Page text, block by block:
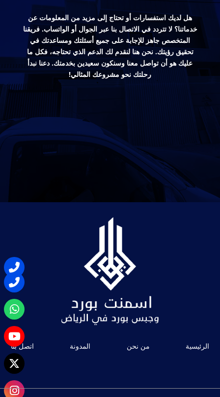
هل لديك استفسارات أو تحتاج إلى مزيد من المعلومات عن
خدماتنا؟ لا تتردد في الاتصال بنا عبر الجوال أو الواتساب. فريقنا
المتخصص جاهز للإجابة على جميع أسئلتك ومساعدتك في
تحقيق رؤيتك. نحن هنا لنقدم لك الدعم الذي تحتاجه، فكل ما
عليك هو أن تواصل معنا وسنكون سعيدين بخدمتك. دعنا نبدأ
رحلتك نحو مشروعك المثالي!
الرئيسية من نحن المدونة اتصل بنا